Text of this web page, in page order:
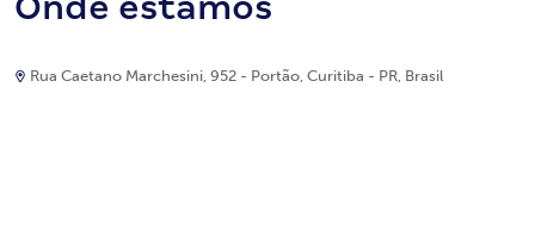
Rua Caetano Marchesini, 952 - Portão, Curitiba - PR, Brasil